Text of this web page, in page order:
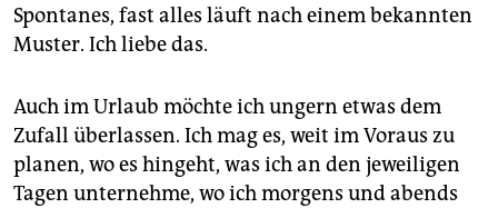
Spontanes, fast alles läuft nach einem bekannten
Muster. Ich liebe das.
Auch im Urlaub möchte ich ungern etwas dem
Zufall überlassen. Ich mag es, weit im Voraus zu
planen, wo es hingeht, was ich an den jeweiligen
Tagen unternehme, wo ich morgens und abends